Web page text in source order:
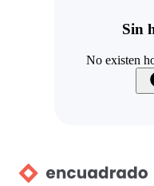
Sin
No existen